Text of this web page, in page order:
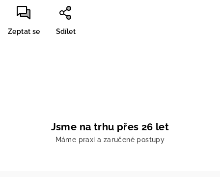
Zeptat se Sdílet
Jsme na trhu přes 26 let
Máme praxi a zaručené postupy